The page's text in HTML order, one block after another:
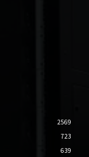
2569
723
639